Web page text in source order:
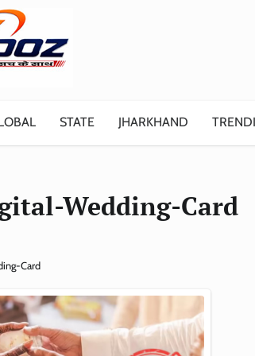
STATE JHARKHAND
Wedding-Card
Card